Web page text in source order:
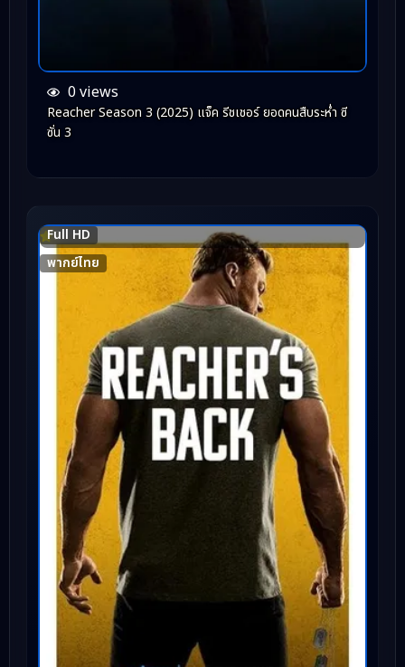
0 views
Reacher Season 3 (2025) แจ็ค รีชเชอร์ ยอดคนสืบระห่ำ ซี
ซั่น 3
Full HD
พากย์ไทย
7